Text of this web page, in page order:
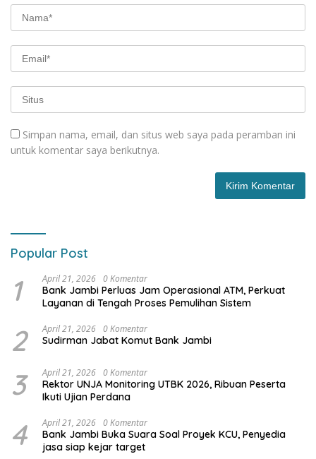
Simpan nama, email, dan situs web saya pada peramban ini
untuk komentar saya berikutnya.
Popular Post
1 April 21, 2026 0 Komentar
Bank Jambi Perluas Jam Operasional ATM, Perkuat
Layanan di Tengah Proses Pemulihan Sistem
2 April 21, 2026 0 Komentar
Sudirman Jabat Komut Bank Jambi
3 April 21, 2026 0 Komentar
Rektor UNJA Monitoring UTBK 2026, Ribuan Peserta
Ikuti Ujian Perdana
4 April 21, 2026 0 Komentar
Bank Jambi Buka Suara Soal Proyek KCU, Penyedia
jasa siap kejar target